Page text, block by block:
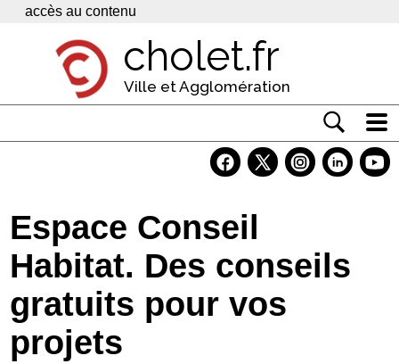
Panneau de gestion des cookies
accès au contenu
cholet.fr
Ville et Agglomération
Economie
Services
Contacts
Espace Conseil
Habitat. Des conseils
gratuits pour vos
projets